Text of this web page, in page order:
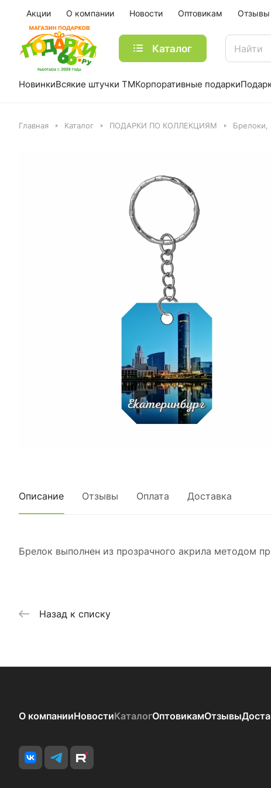
Акции О компании Новости Оптовикам Отзывы
Каталог
НовинкиВсякие штучки ТМКорпоративные подарки
Главная Каталог ПОДАРКИ ПО КОЛЛЕКЦИЯМ Брелоки,
Описание Отзывы Оплата Доставка
Брелок выполнен из прозрачного акрила методом
Назад к списку
О компанииНовостиКаталогОптовикамОтзывы